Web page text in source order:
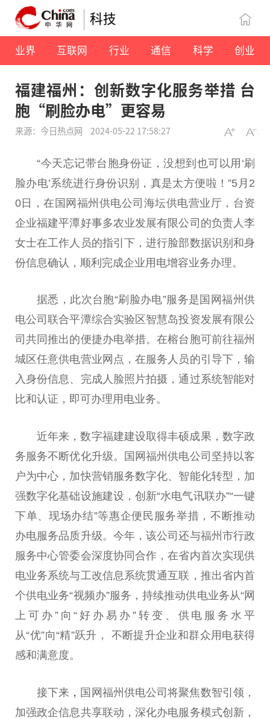
科技
业界 互联网 行业 通信 科学 创业
福建福州：创新数字化服务举措 台
胞“刷脸办电”更容易
来源：今日热点网 2024-05-22 17:58:27
“今天忘记带台胞身份证，没想到也可以用‘刷
脸办电’系统进行身份识别，真是太方便啦！”5月2
0日，在国网福州供电公司海坛供电营业厅，台资
企业福建平潭好事多农业发展有限公司的负责人李
女士在工作人员的指引下，进行脸部数据识别和身
份信息确认，顺利完成企业用电增容业务办理。
据悉，此次台胞“刷脸办电”服务是国网福州供
电公司联合平潭综合实验区智慧岛投资发展有限公
司共同推出的便捷办电举措。在榕台胞可前往福州
城区任意供电营业网点，在服务人员的引导下，输
入身份信息、完成人脸照片拍摄，通过系统智能对
比和认证，即可办理用电业务。
近年来，数字福建建设取得丰硕成果，数字政
务服务不断优化升级。国网福州供电公司坚持以客
户为中心，加快营销服务数字化、智能化转型，加
强数字化基础设施建设，创新“水电气讯联办”“一键
下单、现场办结”等惠企便民服务举措，不断推动
办电服务品质升级。今年，该公司还与福州市行政
服务中心管委会深度协同合作，在省内首次实现供
电业务系统与工改信息系统贯通互联，推出省内首
个供电业务“视频办”服务，持续推动供电业务从“网
上可办”向“好办易办”转变、供电服务水平
从“优”向“精”跃升， 不断提升企业和群众用电获得
感和满意度。
接下来 ， 国网福州供电公司将聚焦数智引领，
加强政企信息共享联动，深化办电服务模式创新，